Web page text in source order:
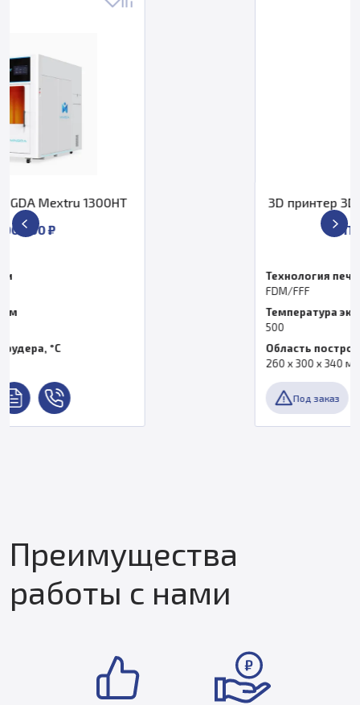
3D принтер 3DGENCE INDUSTRY
Температура экструдера, °C
Преимущества
работы с нами